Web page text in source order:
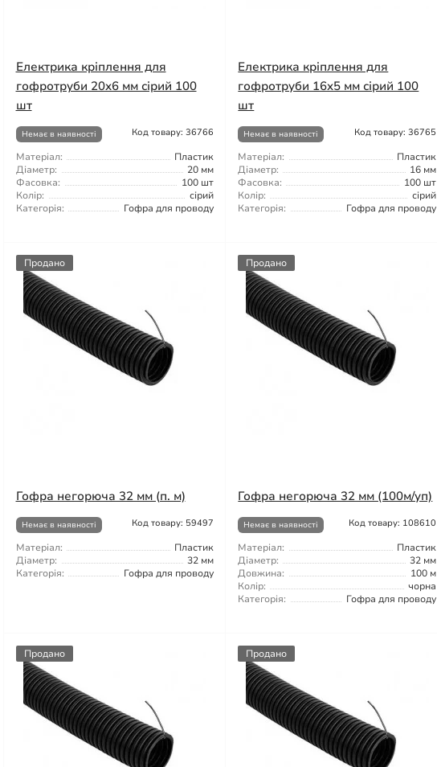
Електрика кріплення для
гофротруби 20x6 мм сірий 100
шт
Немає в наявності Код товару: 36766
Матеріал:
Пластик
Діаметр:
20 мм
Фасовка:
100 шт
Колір:
сірий
Категорія:
Гофра для проводу
Електрика кріплення для
гофротруби 16x5 мм сірий 100
шт
Немає в наявності Код товару: 36765
Матеріал:
Пластик
Діаметр:
16 мм
Фасовка:
100 шт
Колір:
сірий
Категорія:
Гофра для проводу
Продано
Гофра негорюча 32 мм (п. м)
Немає в наявності Код товару: 59497
Матеріал:
Пластик
Діаметр:
32 мм
Категорія:
Гофра для проводу
Продано
Гофра негорюча 32 мм (100м/уп)
Немає в наявності Код товару: 108610
Матеріал:
Пластик
Діаметр:
32 мм
Довжина:
100 м
Колір:
чорна
Категорія:
Гофра для проводу
Продано Продано